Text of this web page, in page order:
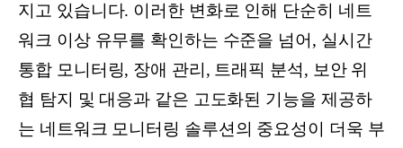
지고 있습니다. 이러한 변화로 인해 단순히 네트
워크 이상 유무를 확인하는 수준을 넘어, 실시간
통합 모니터링, 장애 관리, 트래픽 분석, 보안 위
협 탐지 및 대응과 같은 고도화된 기능을 제공하
는 네트워크 모니터링 솔루션의 중요성이 더욱 부